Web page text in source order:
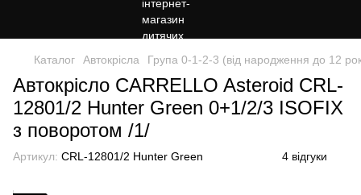
Каталог Автокрісла Група 0-1-2-3 (від народження до 12
Автокрісло CARRELLO Asteroid CRL-
12801/2 Hunter Green 0+1/2/3 ISOFIX
з поворотом /1/
Артикул: CRL-12801/2 Hunter Green 4 відгуки